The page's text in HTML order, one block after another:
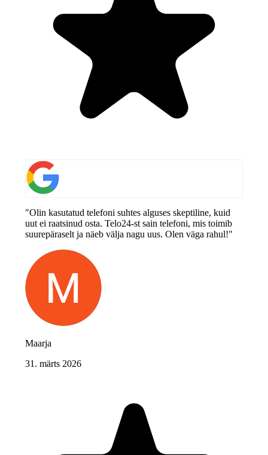
"Olin kasutatud telefoni suhtes alguses skeptiline, kuid
uut ei raatsinud osta. Telo24-st sain telefoni, mis toimib
suurepäraselt ja näeb välja nagu uus. Olen väga rahul!"
Maarja
31. märts 2026